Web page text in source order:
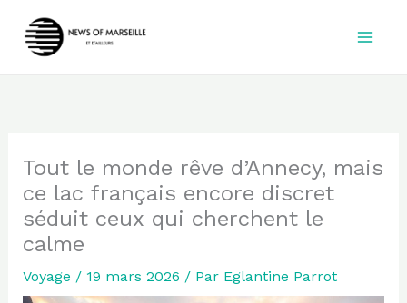
Tout le monde rêve d’Annecy, mais
ce lac français encore discret
séduit ceux qui cherchent le
calme
Voyage / 19 mars 2026 / Par Eglantine Parrot